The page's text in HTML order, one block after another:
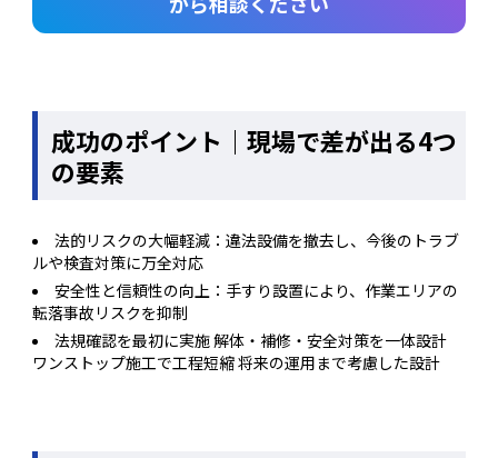
成功のポイント｜現場で差が出る4つ
の要素
法的リスクの大幅軽減：違法設備を撤去し、今後のトラブ
ルや検査対策に万全対応
安全性と信頼性の向上：手すり設置により、作業エリアの
転落事故リスクを抑制
法規確認を最初に実施 解体・補修・安全対策を一体設計
ワンストップ施工で工程短縮 将来の運用まで考慮した設計